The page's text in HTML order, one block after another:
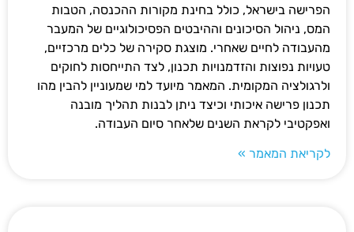
הפרישה בישראל, כולל בחינת מקורות ההכנסה, הטבות
המס, ניהול הסיכונים וההיבטים הפסיכולוגיים של המעבר
מהעבודה לחיים שאחרי. מוצגת סקירה של כלים מרכזיים,
טעויות נפוצות והזדמנויות תכנון, לצד התייחסות לחוקים
ולרגולציה המקומית. המאמר מיועד למי שמעוניין להבין מהו
תכנון פרישה איכותי וכיצד ניתן לבנות תהליך מובנה
ואפקטיבי לקראת השנים שלאחר סיום העבודה.
לקריאת המאמר »